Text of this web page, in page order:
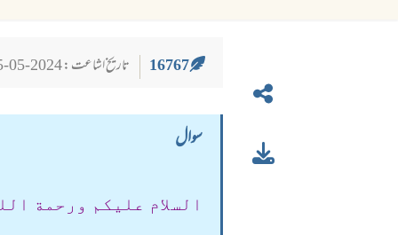
16767 تاریخ اشاعت : 2024-05-25
سوال
السلام عليكم ورحمة